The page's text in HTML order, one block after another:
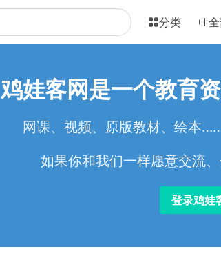
分类
鸡娃客网是一个教育
网课、视频、原版教材、绘本
如果你和我们一样愿意交流
登录鸡娃